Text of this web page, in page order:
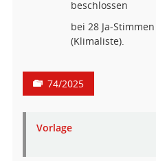
beschlossen
bei 28 Ja-
(Klimaliste).
74/2025
Vorlage